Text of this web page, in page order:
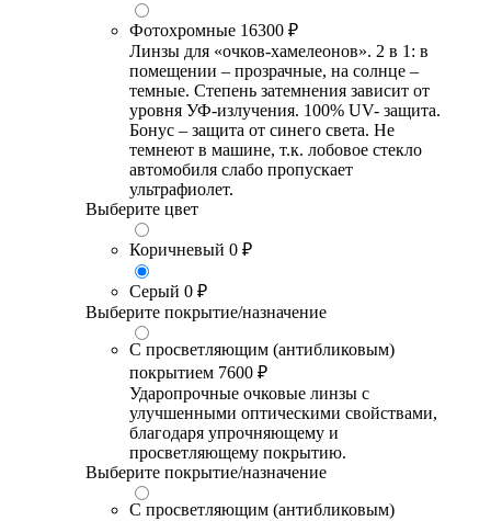
Фотохромные 16300 ₽
Линзы для «очков-хамелеонов». 2 в 1: в
помещении – прозрачные, на солнце –
темные. Степень затемнения зависит от
уровня УФ-излучения. 100% UV- защита.
Бонус – защита от синего света. Не
темнеют в машине, т.к. лобовое стекло
автомобиля слабо пропускает
ультрафиолет.
Выберите цвет
Коричневый 0 ₽
Серый 0 ₽
Выберите покрытие/назначение
С просветляющим (антибликовым)
покрытием 7600 ₽
Ударопрочные очковые линзы с
улучшенными оптическими свойствами,
благодаря упрочняющему и
просветляющему покрытию.
Выберите покрытие/назначение
С просветляющим (антибликовым)